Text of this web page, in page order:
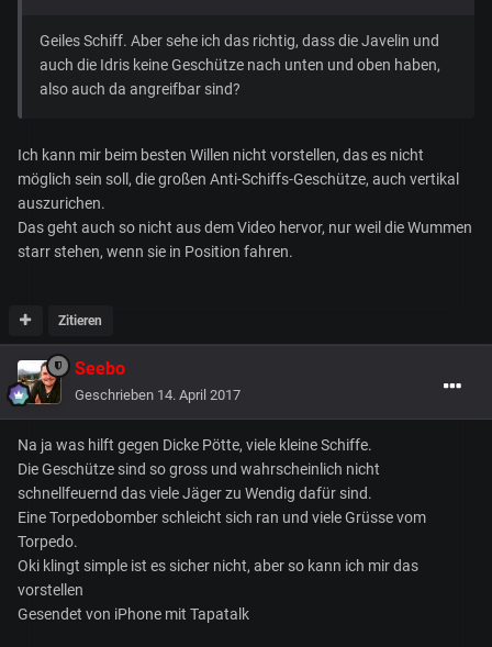
Geiles Schiff. Aber sehe ich das richtig, dass die Javelin und
auch die Idris keine Geschütze nach unten und oben haben,
also auch da angreifbar sind?
Ich kann mir beim besten Willen nicht vorstellen, das es nicht
möglich sein soll, die großen Anti-Schiffs-Geschütze, auch vertikal
auszurichen.
Das geht auch so nicht aus dem Video hervor, nur weil die Wummen
starr stehen, wenn sie in Position fahren.
Zitieren
Seebo
Geschrieben 14. April 2017
Na ja was hilft gegen Dicke Pötte, viele kleine Schiffe.
Die Geschütze sind so gross und wahrscheinlich nicht
schnellfeuernd das viele Jäger zu Wendig dafür sind.
Eine Torpedobomber schleicht sich ran und viele Grüsse vom
Torpedo.
Oki klingt simple ist es sicher nicht, aber so kann ich mir das
vorstellen
Gesendet von iPhone mit Tapatalk